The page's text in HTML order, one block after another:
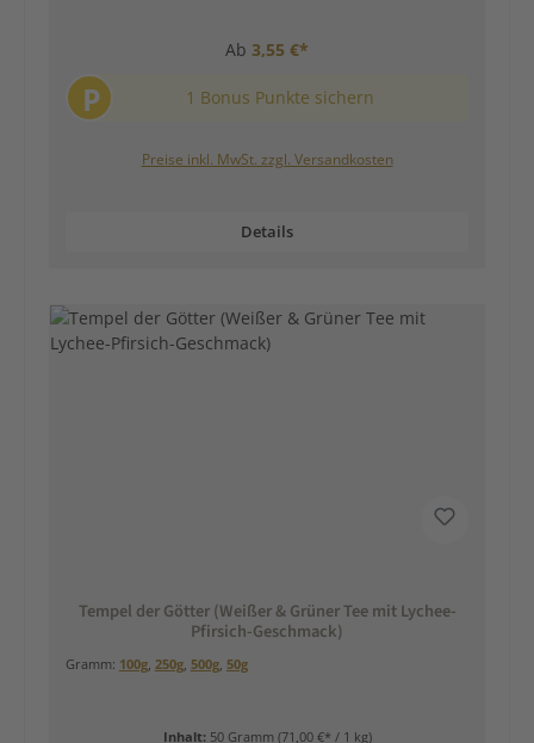
Ab 3,55 €*
P 1 Bonus Punkte sichern
Preise inkl. MwSt. zzgl. Versandkosten
Details
Tempel der Götter (Weißer & Grüner Tee mit Lychee-
Pfirsich-Geschmack)
Gramm: 100g, 250g, 500g, 50g
Inhalt: 50 Gramm (71,00 €* / 1 kg)